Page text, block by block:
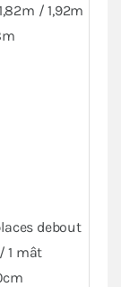
un mur
une
en
/ 1,92m
debout
1 mât